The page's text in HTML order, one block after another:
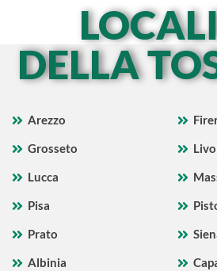
DELLA
Arezzo
Grosseto
Lucca
Pisa
Prato
Albinia